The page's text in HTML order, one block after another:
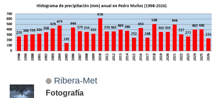
Ribera-Met
Fotografía